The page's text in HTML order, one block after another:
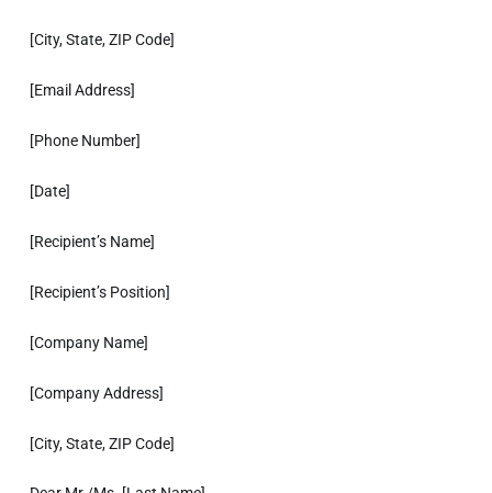
[City, State, ZIP Code]
[Email Address]
[Phone Number]
[Date]
[Recipient’s Name]
[Recipient’s Position]
[Company Name]
[Company Address]
[City, State, ZIP Code]